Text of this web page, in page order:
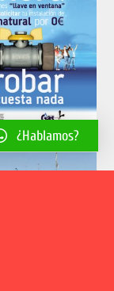
¿Hablamos?